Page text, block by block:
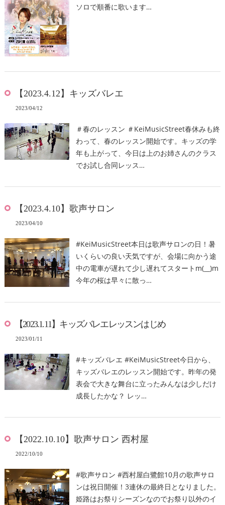
ソロで順番に歌います…
【2023.4.12】キッズバレエ
2023/04/12
＃春のレッスン ＃KeiMusicStreet春休みも終
わって、春のレッスン開始です。キッズの学
年も上がって、今日は上のお姉さんのクラス
でお試し合同レッス…
【2023.4.10】歌声サロン
2023/04/10
#KeiMusicStreet本日は歌声サロンの日！暑
いくらいの良い天気ですが、会場に向かう途
中の電車が遅れて少し遅れてスタートm(__)m
今年の桜は早々に散っ…
【2023.1.11】キッズバレエレッスンはじめ
2023/01/11
#キッズバレエ #KeiMusicStreet今日から、
キッズバレエのレッスン開始です。昨年の発
表会で大きな舞台に立ったみんなは少しだけ
成長したかな？ レッ…
【2022.10.10】歌声サロン 西村屋
2022/10/10
#歌声サロン #西村屋白鷺館10月の歌声サロ
ンは祝日開催！3連休の最終日となりました。
姫路はお祭りシーズンなのでお祭り以外のイ